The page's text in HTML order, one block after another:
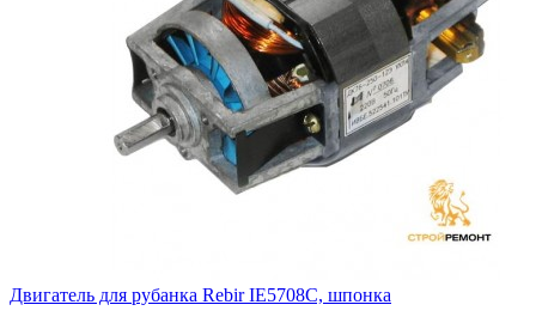
Двигатель для рубанка Rebir IE5708C, шпонка